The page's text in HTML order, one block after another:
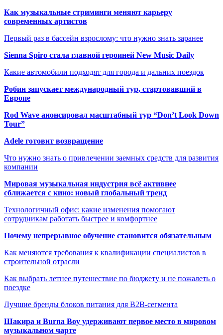
Как музыкальные стриминги меняют карьеру
современных артистов
Первый раз в бассейн взрослому: что нужно знать заранее
Sienna Spiro стала главной героиней New Music Daily
Какие автомобили подходят для города и дальних поездок
Робин запускает международный тур, стартовавший в
Европе
Rod Wave анонсировал масштабный тур “Don’t Look Down
Tour”
Adele готовит возвращение
Что нужно знать о привлечении заемных средств для развития
компании
Мировая музыкальная индустрия всё активнее
сближается с кино: новый глобальный тренд
Технологичный офис: какие изменения помогают
сотрудникам работать быстрее и комфортнее
Почему непрерывное обучение становится обязательным
Как меняются требования к квалификации специалистов в
строительной отрасли
Как выбрать летнее путешествие по бюджету и не пожалеть о
поездке
Лучшие бренды блоков питания для B2B-сегмента
Шакира и Burna Boy удерживают первое место в мировом
музыкальном чарте